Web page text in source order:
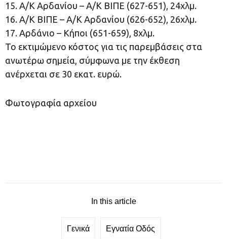
15. Α/Κ Αρδανίου – Α/Κ ΒΙΠΕ (627-651), 24χλμ.
16. Α/Κ ΒΙΠΕ – Α/Κ Αρδανίου (626-652), 26χλμ.
17. Αρδάνιο – Κήποι (651-659), 8χλμ.
Το εκτιμώμενο κόστος για τις παρεμβάσεις στα
ανωτέρω σημεία, σύμφωνα με την έκθεση
ανέρχεται σε 30 εκατ. ευρώ.
Φωτογραφία αρχείου
In this article
Γενικά Εγνατία Οδός